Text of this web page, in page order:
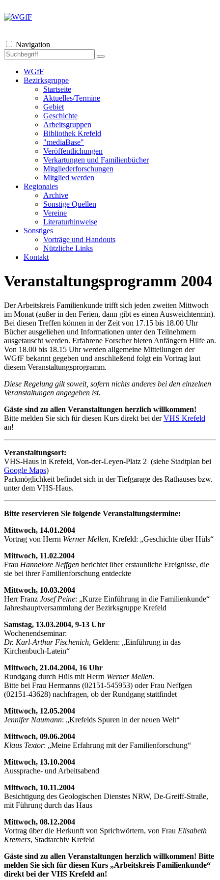
Navigation
WGfF
Bezirksgruppe
Startseite
Aktuelles/Termine
Gebiet
Geschichte
Arbeitsgruppen
Bibliothek Krefeld
"mediaBase"
Veröffentlichungen
Verkartungen und Familienbücher
Mitgliederforschungen
Mitglied werden
Regionales
Archive
Sonstige Quellen
Vereine
Literaturhinweise
Sonstiges
Vorträge und Handouts
Nützliche Links
Kontakt
Veranstaltungsprogramm 2004
Der Arbeitskreis Familienkunde trifft sich jeden zweiten Mittwoch
im Monat (außer in den Ferien, dann gibt es einen Ausweichtermin).
Bei diesen Treffen können in der Zeit von 17.15 bis 18.00 Uhr
Bücher ausgeliehen und Informationen unter den Teilnehmern
ausgetauscht werden. Erfahrene Forscher bieten Anfängern Hilfe an.
Von 18.00 bis 18.15 Uhr werden allgemeine Mitteilungen der
WGfF bekannt gegeben und anschließend folgt ein Vortrag laut
diesem Veranstaltungsprogramm.
Diese Regelung gilt soweit, sofern nichts anderes bei den einzelnen
Veranstaltungen angegeben ist.
Gäste sind zu allen Veranstaltungen herzlich willkommen!
Bitte melden Sie sich für diesen Kurs direkt bei derVHS Krefeld
an!
Veranstaltungsort:
VHS-Haus in Krefeld, Von-der-Leyen-Platz 2 (siehe Stadtplan bei
Google Maps)
Parkmöglichkeit befindet sich in der Tiefgarage des Rathauses bzw.
unter dem VHS-Haus.
Bitte reservieren Sie folgende Veranstaltungstermine:
Mittwoch, 14.01.2004
Vortrag von Herrn Werner Mellen, Krefeld: „Geschichte über Hüls“
Mittwoch, 11.02.2004
Frau Hannelore Neffgen berichtet über erstaunliche Ereignisse, die
sie bei ihrer Familienforschung entdeckte
Mittwoch, 10.03.2004
Herr Franz Josef Peine: „Kurze Einführung in die Familienkunde“
Jahreshauptversammlung der Bezirksgruppe Krefeld
Samstag, 13.03.2004, 9-13 Uhr
Wochenendseminar:
Dr. Karl-Arthur Fischenich, Geldern: „Einführung in das
Kirchenbuch-Latein“
Mittwoch, 21.04.2004, 16 Uhr
Rundgang durch Hüls mit Herrn Werner Mellen.
Bitte bei Frau Hermanns (02151-545953) oder Frau Neffgen
(02151-43628) nachfragen, ob der Rundgang stattfindet
Mittwoch, 12.05.2004
Jennifer Naumann: „Krefelds Spuren in der neuen Welt“
Mittwoch, 09.06.2004
Klaus Textor: „Meine Erfahrung mit der Familienforschung“
Mittwoch, 13.10.2004
Aussprache- und Arbeitsabend
Mittwoch, 10.11.2004
Besichtigung des Geologischen Dienstes NRW, De-Greiff-Straße,
mit Führung durch das Haus
Mittwoch, 08.12.2004
Vortrag über die Herkunft von Sprichwörtern, von Frau Elisabeth
Kremers, Stadtarchiv Krefeld
Gäste sind zu allen Veranstaltungen herzlich willkommen! Bitte
melden Sie sich für diesen Kurs „Arbeitskreis Familienkunde“
direkt bei der VHS Krefeld an!